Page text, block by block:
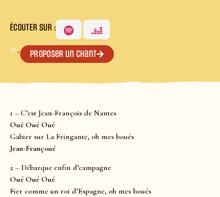
ÉCOUTER SUR :
♡+ Proposer un chant
1 – C’est Jean-François de Nantes
Oué Oué Oué
Gabier sur La Fringante, oh mes boués
Jean-Françoué
2 – Débarque enfin d’campagne
Oué Oué Oué
Fier comme un roi d’Espagne, oh mes boués